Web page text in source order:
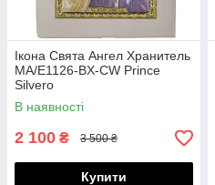
Ікона Свята Ангел Хранитель
MA/E1126-BX-CW Prince
Silvero
В наявності
2 100 ₴ 3 500 ₴
Купити